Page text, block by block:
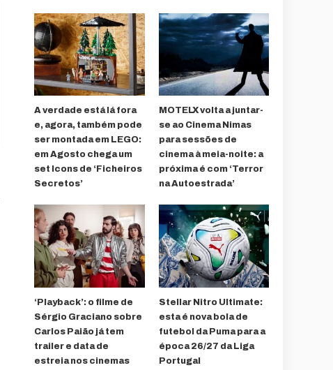
A verdade está lá fora
e, agora, também pode
ser montada em LEGO:
em Agosto chega um
set Icons de ‘Ficheiros
Secretos’
MOTELX volta a juntar-
se ao Cinema Nimas
para sessões de
cinema à meia-noite: a
próxima é com ‘Terror
na Autoestrada’
‘Playback’: o filme de
Sérgio Graciano sobre
Carlos Paião já tem
trailer e data de
estreia nos cinemas
Stellar Nitro Ultimate:
esta é nova bola de
futebol da Puma para a
época 26/27 da Liga
Portugal